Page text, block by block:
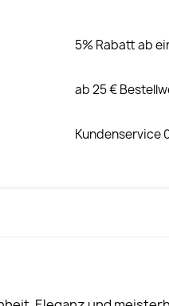
5% Rabatt ab
ab 25 €
Kundenservice